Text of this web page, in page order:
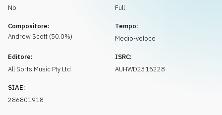
No
Full
Compositore:
Andrew Scott (50.0%)
Tempo:
Medio-veloce
Editore:
All Sorts Music Pty Ltd
ISRC:
AUHWD2315228
SIAE:
286801918